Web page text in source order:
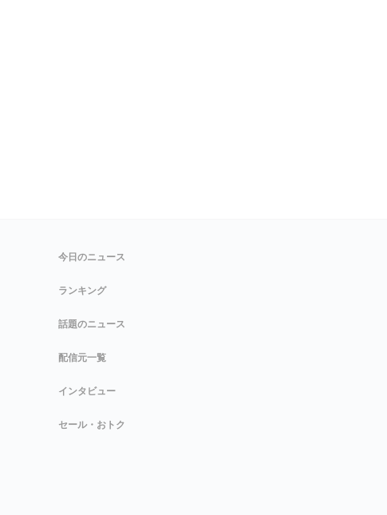
今日のニュース
ランキング
話題のニュース
配信元一覧
インタビュー
セール・おトク